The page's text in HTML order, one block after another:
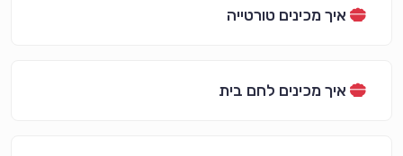
איך מכינים טורטייה
איך מכינים לחם בית